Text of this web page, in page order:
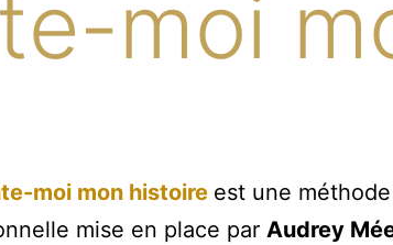
moi
moi mon histoire est une
mise en place par Audrey